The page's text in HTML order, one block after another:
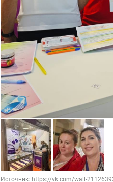
Источник: https://vk.com/wall-